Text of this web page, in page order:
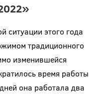
ситуации этого года
традиционного
изменившейся
время работы
она работала два